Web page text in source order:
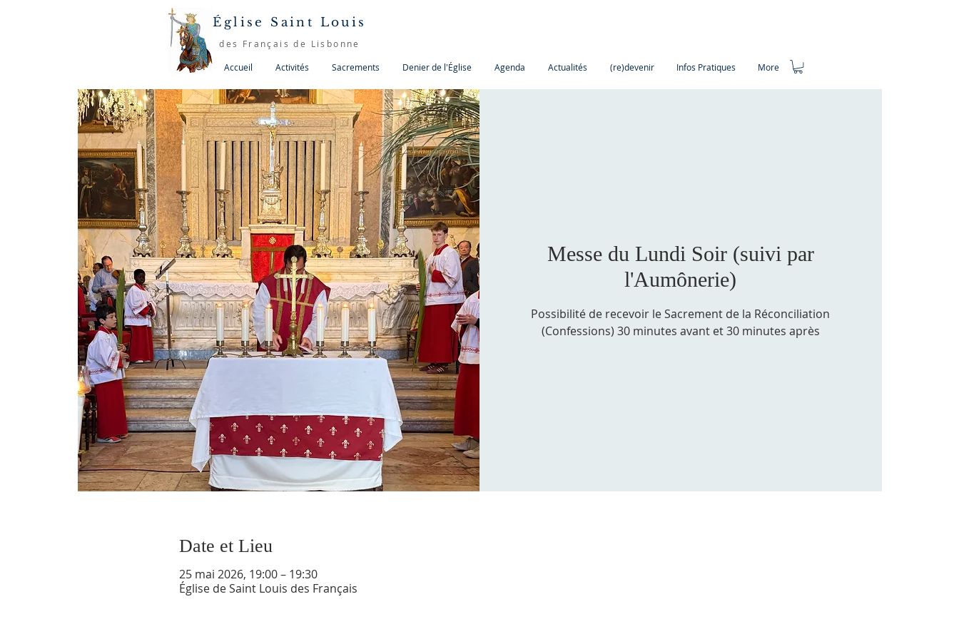
Accueil Activités Sacrements Denier de l'Église Agenda Actualités (re)devenir Infos Pratiques More
Église Saint Louis
des Français de Lisbonne
Messe du Lundi Soir (suivi par
l'Aumônerie)
Possibilité de recevoir le Sacrement de la Réconciliation
(Confessions) 30 minutes avant et 30 minutes après
Date et Lieu
25 mai 2026, 19:00 – 19:30
Église de Saint Louis des Français